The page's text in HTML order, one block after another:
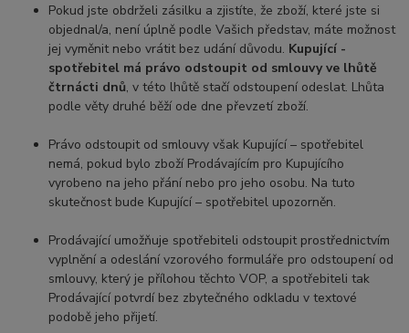
Pokud jste obdrželi zásilku a zjistíte, že zboží, které jste si
objednal/a, není úplně podle Vašich představ, máte možnost
jej vyměnit nebo vrátit bez udání důvodu. Kupující -
spotřebitel má právo odstoupit od smlouvy ve lhůtě
čtrnácti dnů, v této lhůtě stačí odstoupení odeslat. Lhůta
podle věty druhé běží ode dne převzetí zboží.
Právo odstoupit od smlouvy však Kupující – spotřebitel
nemá, pokud bylo zboží Prodávajícím pro Kupujícího
vyrobeno na jeho přání nebo pro jeho osobu. Na tuto
skutečnost bude Kupující – spotřebitel upozorněn.
Prodávající umožňuje spotřebiteli odstoupit prostřednictvím
vyplnění a odeslání vzorového formuláře pro odstoupení od
smlouvy, který je přílohou těchto VOP, a spotřebiteli tak
Prodávající potvrdí bez zbytečného odkladu v textové
podobě jeho přijetí.